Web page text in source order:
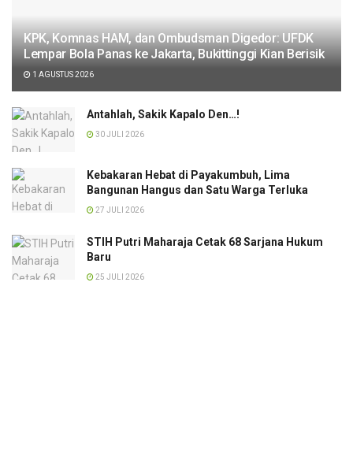
KPK, Komnas HAM, dan Ombudsman Digedor: UFDK
Lempar Bola Panas ke Jakarta, Bukittinggi Kian Berisik
1 AGUSTUS 2026
Antahlah, Sakik Kapalo Den…!
30 JULI 2026
Kebakaran Hebat di Payakumbuh, Lima
Bangunan Hangus dan Satu Warga Terluka
27 JULI 2026
STIH Putri Maharaja Cetak 68 Sarjana Hukum
Baru
25 JULI 2026